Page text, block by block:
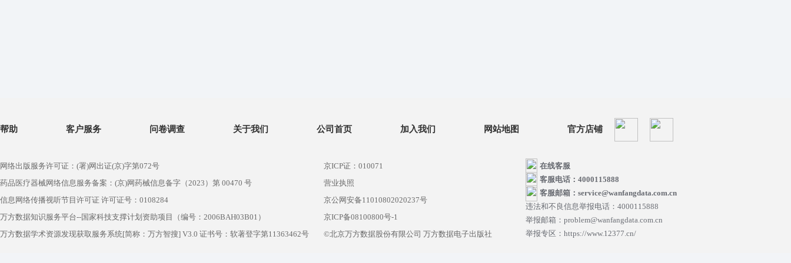
帮助 客户服务 问卷调查 关于我们 公司首页 加入我们 网站地图 官方店铺
网络出版服务许可证：(署)网出证(京)字第072号
药品医疗器械网络信息服务备案：(京)网药械信息备字（2023）第 00470 号
信息网络传播视听节目许可证 许可证号：0108284
万方数据知识服务平台--国家科技支撑计划资助项目（编号：2006BAH03B01）
万方数据学术资源发现获取服务系统[简称：万方智搜] V3.0 证书号：软著登字第11363462号
京ICP证：010071
营业执照
京公网安备11010802020237号
京ICP备08100800号-1
©北京万方数据股份有限公司 万方数据电子出版社
在线客服
客服电话：4000115888
客服邮箱：service@wanfangdata.com.cn
违法和不良信息举报电话：4000115888
举报邮箱：problem@wanfangdata.com.cn
举报专区：https://www.12377.cn/